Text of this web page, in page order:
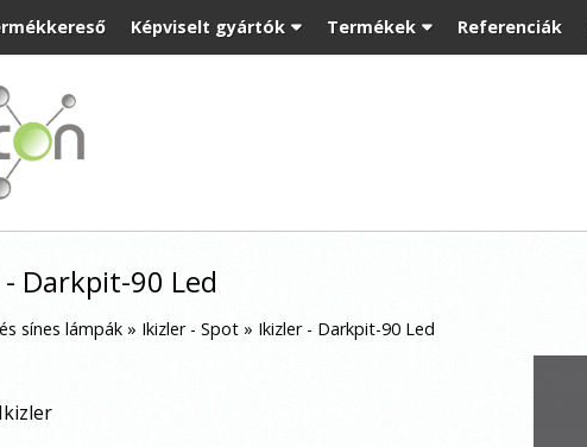
Képviselt gyártók Termékek Referenciák
Darkpit-90 Led
sínes lámpák » Ikizler - Spot » Ikizler - Darkpit-90 Led
Ikizler